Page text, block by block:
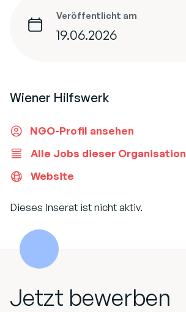
Veröffentlicht am
19.06.2026
Wiener Hilfswerk
NGO-Profil ansehen
Alle Jobs dieser Organisation
Website
Dieses Inserat ist nicht aktiv.
Jetzt bewerben